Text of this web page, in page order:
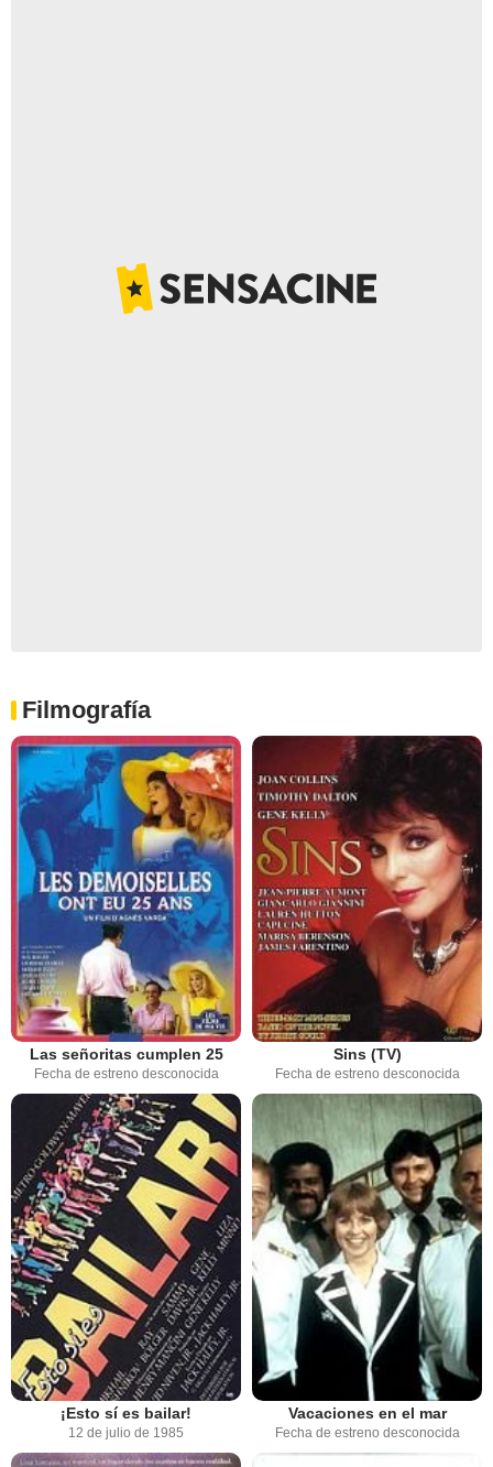
Filmografía
Las señoritas cumplen 25
Fecha de estreno desconocida
Sins (TV)
Fecha de estreno desconocida
¡Esto sí es bailar!
12 de julio de 1985
Vacaciones en el mar
Fecha de estreno desconocida